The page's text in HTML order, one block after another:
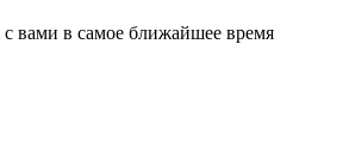
вами в самое ближайшее время